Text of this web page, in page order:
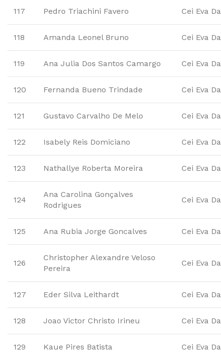
117 Pedro Triachini Favero Cei Eva
118 Amanda Leonel Bruno Cei Eva
119 Ana Julia Dos Santos Camargo Cei Eva
120 Fernanda Bueno Trindade Cei Eva
121 Gustavo Carvalho De Melo Cei Eva
122 Isabely Reis Domiciano Cei Eva
123 Nathallye Roberta Moreira Cei Eva
124
Ana Carolina Gonçalves
Rodrigues
Cei Eva
125 Ana Rubia Jorge Goncalves Cei Eva
126
Christopher Alexandre Veloso
Pereira
Cei Eva
127 Eder Silva Leithardt Cei Eva
128 Joao Victor Christo Irineu Cei Eva
129 Kaue Pires Batista Cei Eva